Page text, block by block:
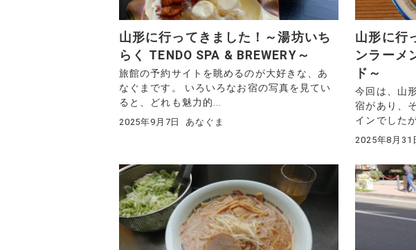
山形に行ってきました！～湯坊いち
らく TENDO SPA & BREWERY～
旅館の予約サイトを眺めるのが大好きな、あ
なぐまです。 いろいろなお宿の写真を見てい
ると、どれも魅力的...
2025年9月7日 あなぐま
山形に行
ンラーメ
ド～
今回は、山
宿があり、
インでした
2025年8月31